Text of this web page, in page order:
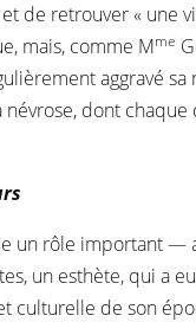
de retrouver « une
mais, comme Mme
aggravé
dont
un rôle important —
un esthète, qui a
culturelle de son